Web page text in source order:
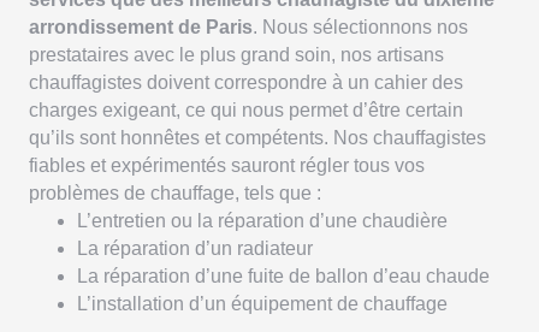
arrondissement de Paris. Nous sélectionnons nos
prestataires avec le plus grand soin, nos artisans
chauffagistes doivent correspondre à un cahier des
charges exigeant, ce qui nous permet d’être certain
qu’ils sont honnêtes et compétents. Nos chauffagistes
fiables et expérimentés sauront régler tous vos
problèmes de chauffage, tels que :
L’entretien ou la réparation d’une chaudière
La réparation d’un radiateur
La réparation d’une fuite de ballon d’eau chaude
L’installation d’un équipement de chauffage